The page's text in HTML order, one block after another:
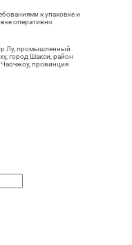
к упаковке и
оперативно
Лу, промышленный
город Шакси, район
Чаочжоу, провинция